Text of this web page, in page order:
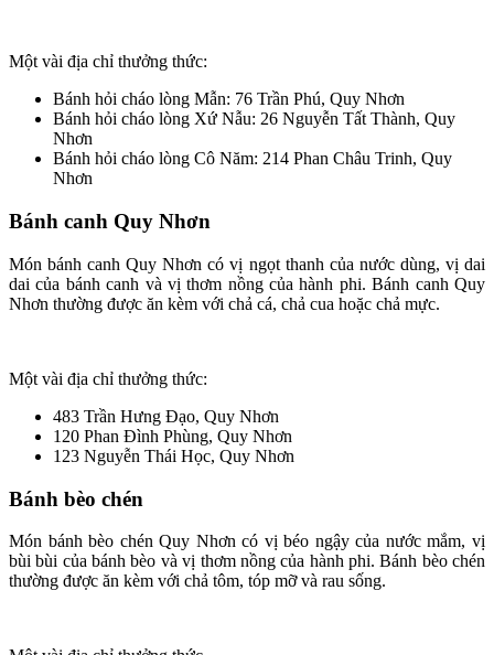
Một vài địa chỉ thưởng thức:
Bánh hỏi cháo lòng Mẫn: 76 Trần Phú, Quy Nhơn
Bánh hỏi cháo lòng Xứ Nẫu: 26 Nguyễn Tất Thành, Quy
Nhơn
Bánh hỏi cháo lòng Cô Năm: 214 Phan Châu Trinh, Quy
Nhơn
Bánh canh Quy Nhơn
Món bánh canh Quy Nhơn có vị ngọt thanh của nước dùng, vị dai
dai của bánh canh và vị thơm nồng của hành phi. Bánh canh Quy
Nhơn thường được ăn kèm với chả cá, chả cua hoặc chả mực.
Một vài địa chỉ thưởng thức:
483 Trần Hưng Đạo, Quy Nhơn
120 Phan Đình Phùng, Quy Nhơn
123 Nguyễn Thái Học, Quy Nhơn
Bánh bèo chén
Món bánh bèo chén Quy Nhơn có vị béo ngậy của nước mắm, vị
bùi bùi của bánh bèo và vị thơm nồng của hành phi. Bánh bèo chén
thường được ăn kèm với chả tôm, tóp mỡ và rau sống.